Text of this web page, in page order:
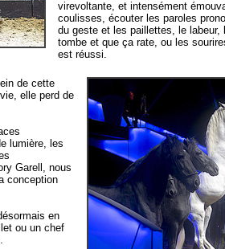
virevoltante, et intensément
coulisses, écouter les paroles
du geste et les paillettes, le
tombe et que ça rate, ou les
est réussi.
de cette
elle perd de
lumière, les
Garell, nous
conception
en
ou un chef